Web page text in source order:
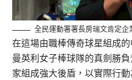
全民運動署署長房瑞文肯定企
在這場由職棒傳奇球星組成
曼英利女子棒球隊的真劍勝
家組成強大後盾，以實際行